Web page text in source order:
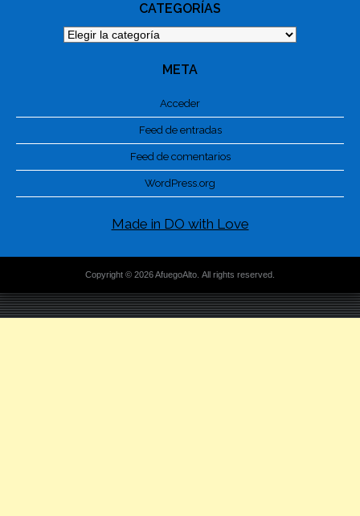
CATEGORÍAS
Categorías
META
Acceder
Feed de entradas
Feed de comentarios
WordPress.org
Made in DO with Love
Copyright © 2026 AfuegoAlto. All rights reserved.